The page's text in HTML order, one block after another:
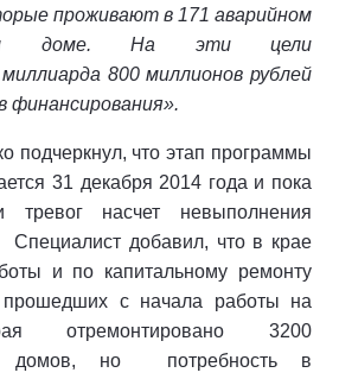
проживают в 171 аварийном
доме. На эти цели
800 миллионов рублей
финансирования».
подчеркнул, что этап программы
31 декабря 2014 года и пока
тревог насчет невыполнения
Специалист добавил, что в крае
и по капитальному ремонту
с начала работы на
отремонтировано 3200
домов, но потребность в